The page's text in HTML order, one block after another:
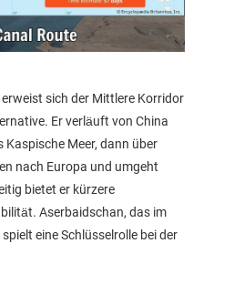
sich der Mittlere Korridor
Er verläuft von China
Meer, dann über
nach Europa und umgeht
bietet er kürzere
Aserbaidschan, das im
eine Schlüsselrolle bei der